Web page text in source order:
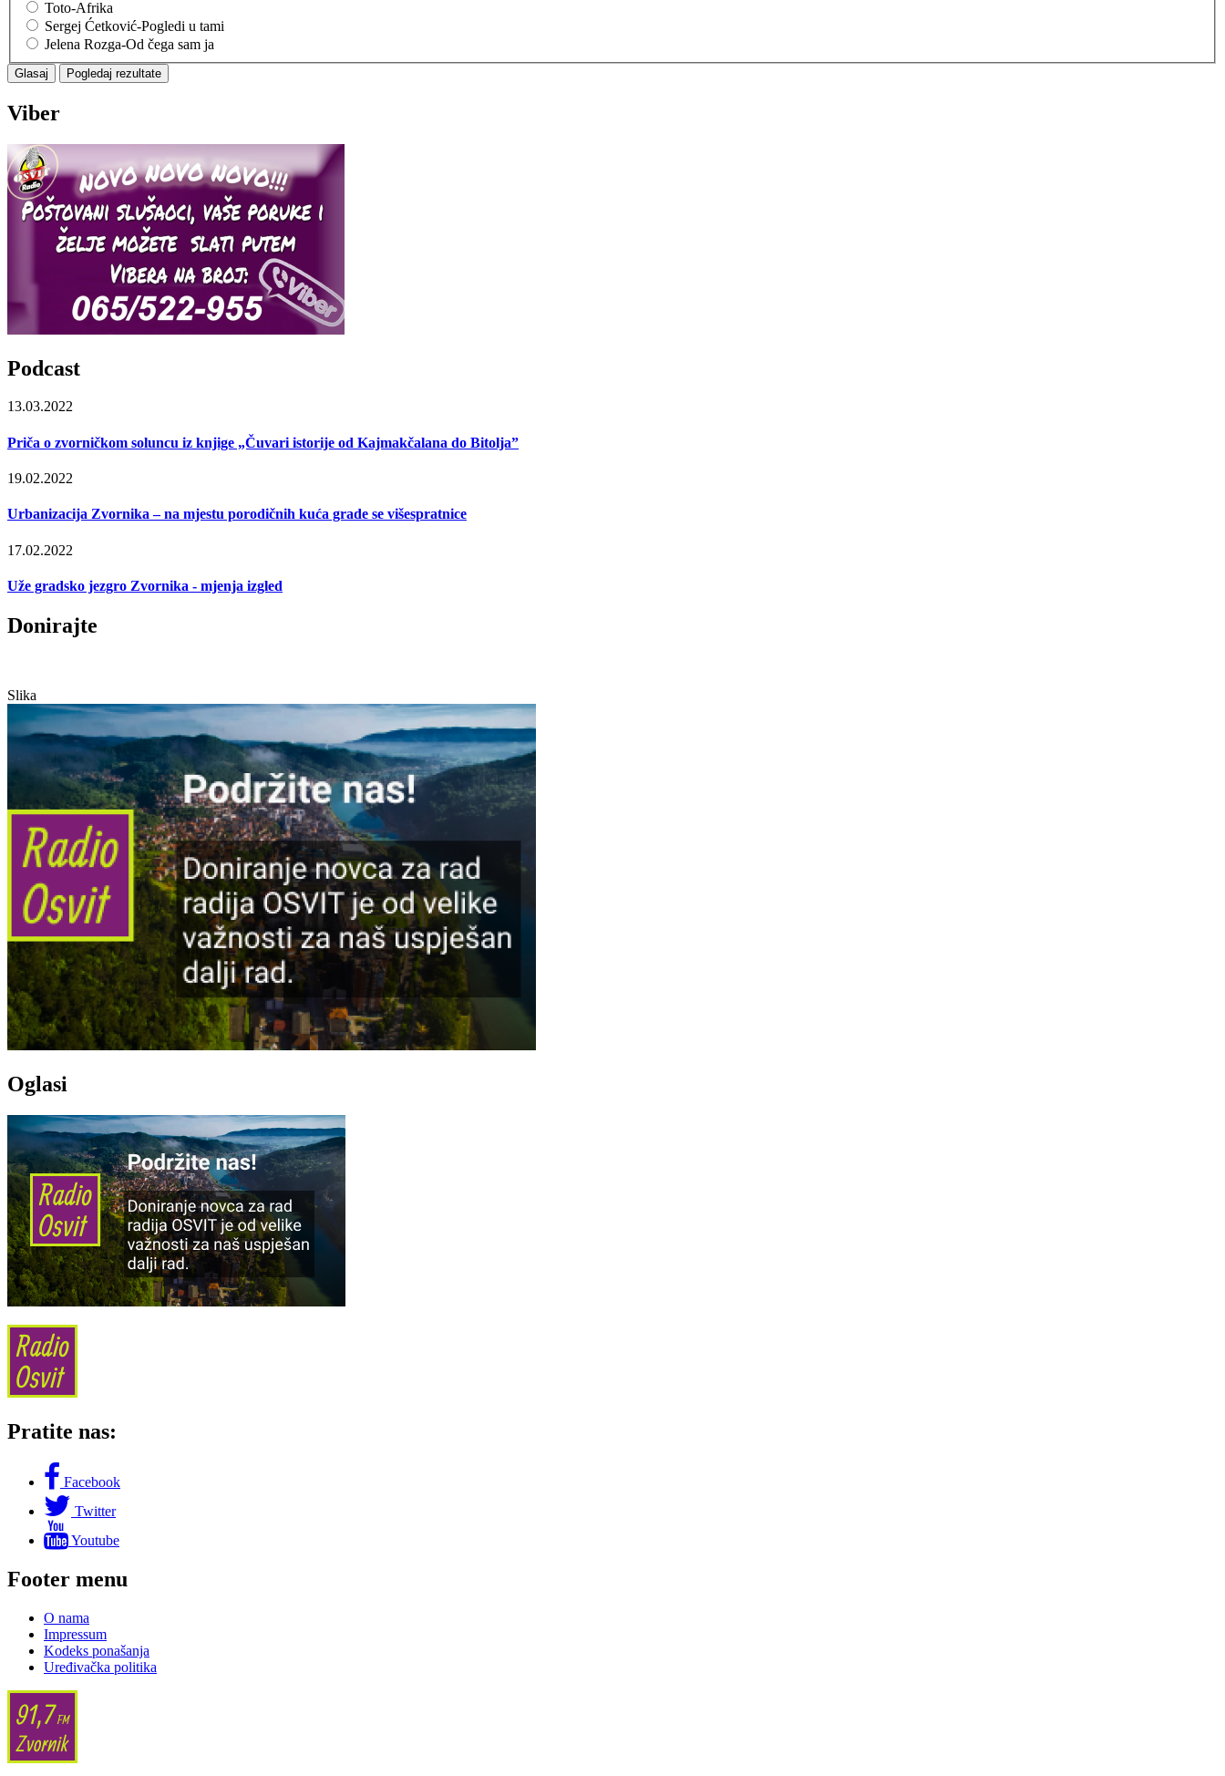
Toto-Afrika
Sergej Ćetković-Pogledi u tami
Jelena Rozga-Od čega sam ja
Viber
Podcast
13.03.2022
Priča o zvorničkom soluncu iz knjige „Čuvari istorije od Kajmakčalana do Bitolja”
19.02.2022
Urbanizacija Zvornika – na mjestu porodičnih kuća grade se višespratnice
17.02.2022
Uže gradsko jezgro Zvornika - mjenja izgled
Donirajte
Slika
Oglasi
Pratite nas:
Facebook
Twitter
Youtube
Footer menu
O nama
Impressum
Kodeks ponašanja
Uređivačka politika